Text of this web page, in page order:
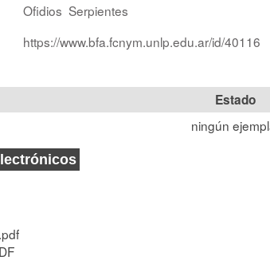
Ofidios Serpientes
https://www.bfa.fcnym.unlp.edu.ar/id/40116
Estado
ningún